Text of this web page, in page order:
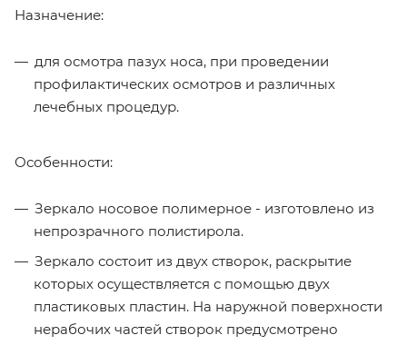
Назначение:
для осмотра пазух носа, при проведении
профилактических осмотров и различных
лечебных процедур.
Особенности:
Зеркало носовое полимерное - изготовлено из
непрозрачного полистирола.
Зеркало состоит из двух створок, раскрытие
которых осуществляется с помощью двух
пластиковых пластин. На наружной поверхности
нерабочих частей створок предусмотрено